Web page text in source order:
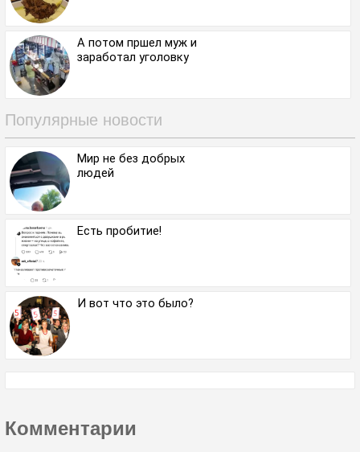
А потом пршел муж и
заработал уголовку
Популярные новости
Мир не без добрых
людей
Есть пробитие!
И вот что это было?
Комментарии